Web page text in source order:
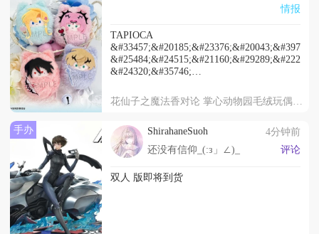
情报
TAPIOCA
&#24320;&#35746;
2026&#24180;10&#26376;&#20986;&#36135;
花仙子之魔法香对论 掌心动物园毛绒玩偶盲盒
手办 ShirahaneSuoh
4分钟前
还没有信仰_(:з」∠)_
评论
双人 版即将到货